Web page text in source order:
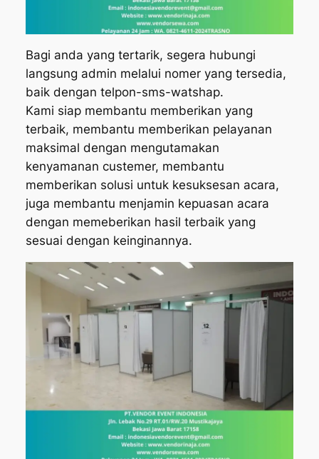
Bagi anda yang tertarik, segera hubungi
langsung admin melalui nomer yang tersedia,
baik dengan telpon-sms-watshap.
Kami siap membantu memberikan yang
terbaik, membantu memberikan pelayanan
maksimal dengan mengutamakan
kenyamanan custemer, membantu
memberikan solusi untuk kesuksesan acara,
juga membantu menjamin kepuasan acara
dengan memeberikan hasil terbaik yang
sesuai dengan keinginannya.